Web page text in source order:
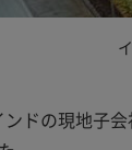
ンドの現地子